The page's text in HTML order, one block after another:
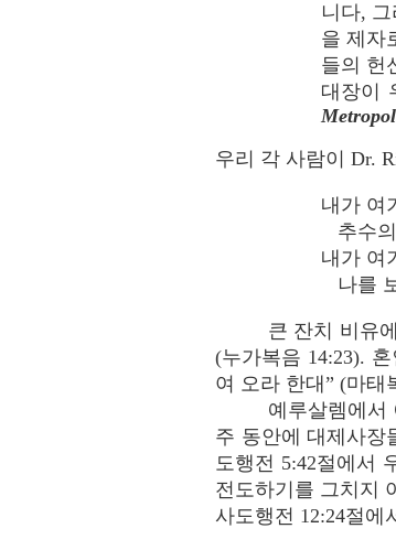
니다,
을 제자
들의 헌
대장이
우리 각 사람이 Dr.
내가 여
추수
내가 여
나를
큰 잔치 비유
(누가복음 14:23).
여 오라 한대” (마태
예루살렘에서
주 동안에 대제사장
도행전 5:42절에서
전도하기를 그치지
사도행전 12:24절에